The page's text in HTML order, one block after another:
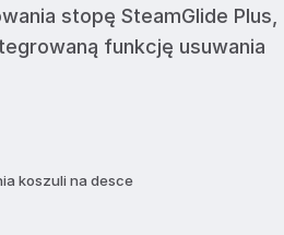
stopę SteamGlide Plus,
funkcję usuwania